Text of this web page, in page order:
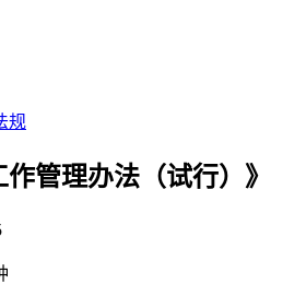
规
作管理办法（试行）》